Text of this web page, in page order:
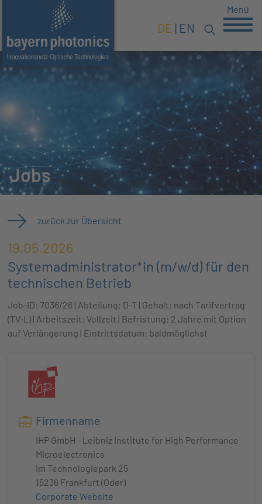
DE EN
Menü
Jobs
zurück zur Übersicht
19.05.2026
Systemadministrator*in (m/w/d) für den
technischen Betrieb
Job-ID: 7036/26 | Abteilung: D-T | Gehalt: nach Tarifvertrag
(TV-L) | Arbeitszeit: Vollzeit | Befristung: 2 Jahre mit Option
auf Verlängerung | Eintrittsdatum: baldmöglichst
Firmenname
IHP GmbH - Leibniz Institute for High Performance
Microelectronics
Im Technologiepark 25
15236 Frankfurt (Oder)
Corporate Website